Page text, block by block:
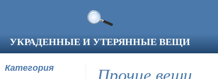
УКРАДЕННЫЕ И УТЕРЯННЫЕ ВЕЩИ
Прочие вещи
Категория